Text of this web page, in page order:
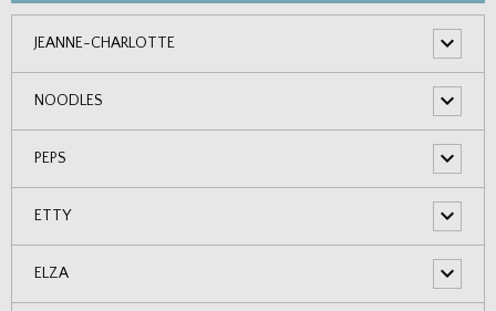
JEANNE-CHARLOTTE
NOODLES
PEPS
ETTY
ELZA